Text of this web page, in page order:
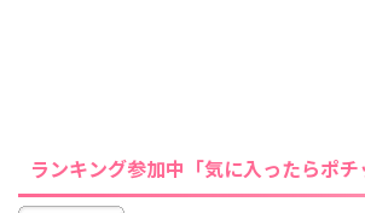
ランキング参加中「気に入ったらポチ